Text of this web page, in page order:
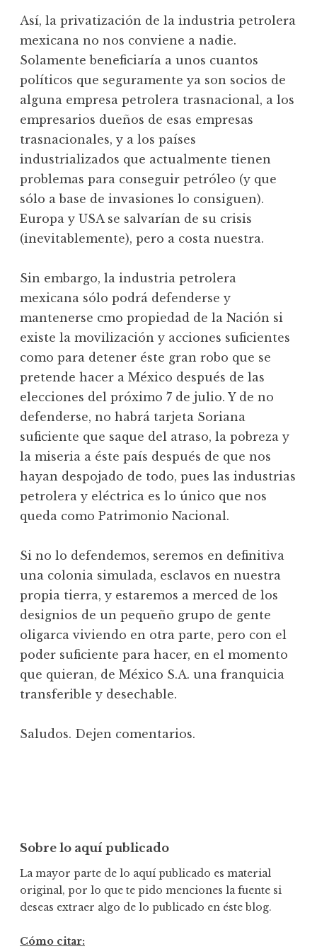
Así, la privatización de la industria petrolera
mexicana no nos conviene a nadie.
Solamente beneficiaría a unos cuantos
políticos que seguramente ya son socios de
alguna empresa petrolera trasnacional, a los
empresarios dueños de esas empresas
trasnacionales, y a los países
industrializados que actualmente tienen
problemas para conseguir petróleo (y que
sólo a base de invasiones lo consiguen).
Europa y USA se salvarían de su crisis
(inevitablemente), pero a costa nuestra.
Sin embargo, la industria petrolera
mexicana sólo podrá defenderse y
mantenerse cmo propiedad de la Nación si
existe la movilización y acciones suficientes
como para detener éste gran robo que se
pretende hacer a México después de las
elecciones del próximo 7 de julio. Y de no
defenderse, no habrá tarjeta Soriana
suficiente que saque del atraso, la pobreza y
la miseria a éste país después de que nos
hayan despojado de todo, pues las industrias
petrolera y eléctrica es lo único que nos
queda como Patrimonio Nacional.
Si no lo defendemos, seremos en definitiva
una colonia simulada, esclavos en nuestra
propia tierra, y estaremos a merced de los
designios de un pequeño grupo de gente
oligarca viviendo en otra parte, pero con el
poder suficiente para hacer, en el momento
que quieran, de México S.A. una franquicia
transferible y desechable.
Saludos. Dejen comentarios.
Sobre lo aquí publicado
La mayor parte de lo aquí publicado es material
original, por lo que te pido menciones la fuente si
deseas extraer algo de lo publicado en éste blog.
Cómo citar: